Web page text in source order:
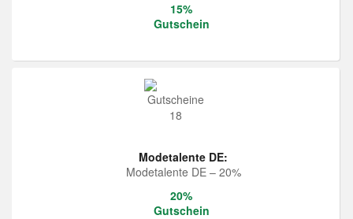
15%
Gutschein
Modetalente DE:
Modetalente DE – 20%
20%
Gutschein